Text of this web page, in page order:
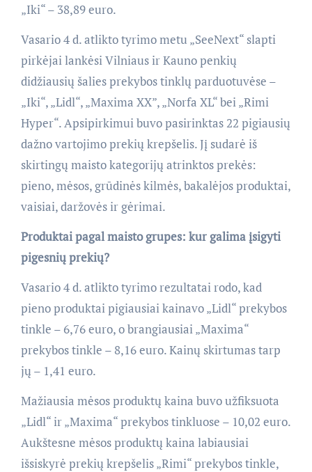
„Iki“ – 38,89 euro.
Vasario 4 d. atlikto tyrimo metu „SeeNext“ slapti
pirkėjai lankėsi Vilniaus ir Kauno penkių
didžiausių šalies prekybos tinklų parduotuvėse –
„Iki“, „Lidl“, „Maxima XX”, „Norfa XL“ bei „Rimi
Hyper“. Apsipirkimui buvo pasirinktas 22 pigiausių
dažno vartojimo prekių krepšelis. Jį sudarė iš
skirtingų maisto kategorijų atrinktos prekės:
pieno, mėsos, grūdinės kilmės, bakalėjos produktai,
vaisiai, daržovės ir gėrimai.
Produktai pagal maisto grupes: kur galima įsigyti
pigesnių prekių?
Vasario 4 d. atlikto tyrimo rezultatai rodo, kad
pieno produktai pigiausiai kainavo „Lidl“ prekybos
tinkle – 6,76 euro, o brangiausiai „Maxima“
prekybos tinkle – 8,16 euro. Kainų skirtumas tarp
jų – 1,41 euro.
Mažiausia mėsos produktų kaina buvo užfiksuota
„Lidl“ ir „Maxima“ prekybos tinkluose – 10,02 euro.
Aukštesne mėsos produktų kaina labiausiai
išsiskyrė prekių krepšelis „Rimi“ prekybos tinkle,